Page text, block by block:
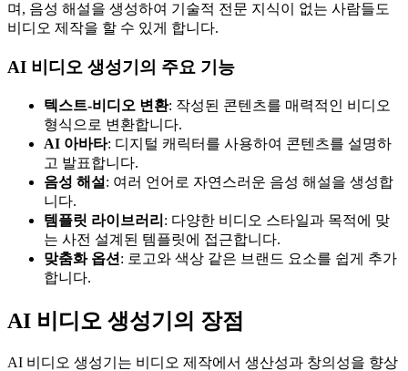
며, 음성 해설을 생성하여 기술적 전문 지식이 없는 사람들도
비디오 제작을 할 수 있게 합니다.
AI 비디오 생성기의 주요 기능
텍스트-비디오 변환: 작성된 콘텐츠를 매력적인 비디오
형식으로 변환합니다.
AI 아바타: 디지털 캐릭터를 사용하여 콘텐츠를 설명하
고 발표합니다.
음성 해설 : 여러 언어로 자연스러운 음성 해설을 생성합
니다.
템플릿 라이브러리 : 다양한 비디오 스타일과 목적에 맞
는 사전 설계된 템플릿에 접근합니다.
맞춤화 옵션 : 로고와 색상 같은 브랜드 요소를 쉽게 추가
합니다.
AI 비디오 생성기의 장점
AI 비디오 생성기는 비디오 제작에서 생산성과 창의성을 향상